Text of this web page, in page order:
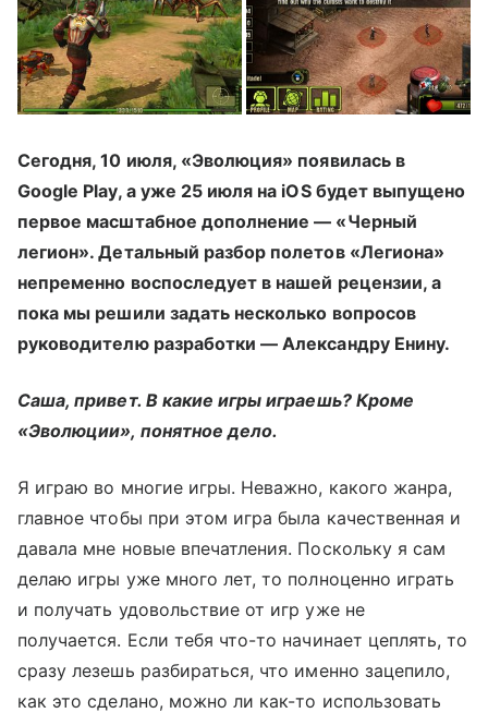
Сегодня, 10 июля, «Эволюция» появилась в
Google Play, а уже 25 июля на iOS будет выпущено
первое масштабное дополнение — «Черный
легион». Детальный разбор полетов «Легиона»
непременно воспоследует в нашей рецензии, а
пока мы решили задать несколько вопросов
руководителю разработки — Александру Енину.
Саша, привет. В какие игры играешь? Кроме
«Эволюции», понятное дело.
Я играю во многие игры. Неважно, какого жанра,
главное чтобы при этом игра была качественная и
давала мне новые впечатления. Поскольку я сам
делаю игры уже много лет, то полноценно играть
и получать удовольствие от игр уже не
получается. Если тебя что-то начинает цеплять, то
сразу лезешь разбираться, что именно зацепило,
как это сделано, можно ли как-то использовать